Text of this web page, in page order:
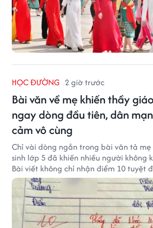
HỌC ĐƯỜNG 2 giờ trước
Bài văn về mẹ khiến thầy
ngay dòng đầu tiên, dân
cảm vô cùng
Chỉ vài dòng ngắn trong bài văn tả
sinh lớp 5 đã khiến nhiều người không
Bài viết không chỉ nhận điểm 10 tuyệt
khiến thầy giáo nghẹn ngào viết lời
khóc khi đọc xong dòng đầu tiên."